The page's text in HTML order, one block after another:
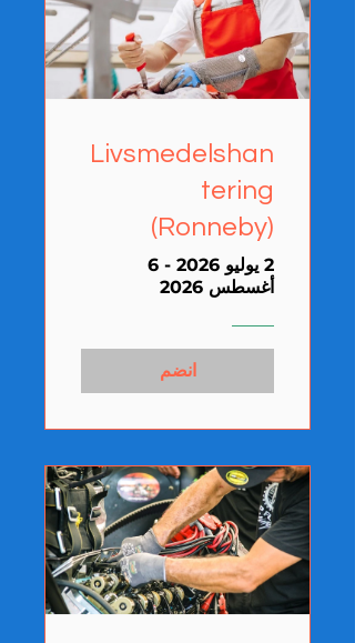
Livsmedelshan
tering
(Ronneby)
2 يوليو 2026 - 6
أغسطس 2026
انضم